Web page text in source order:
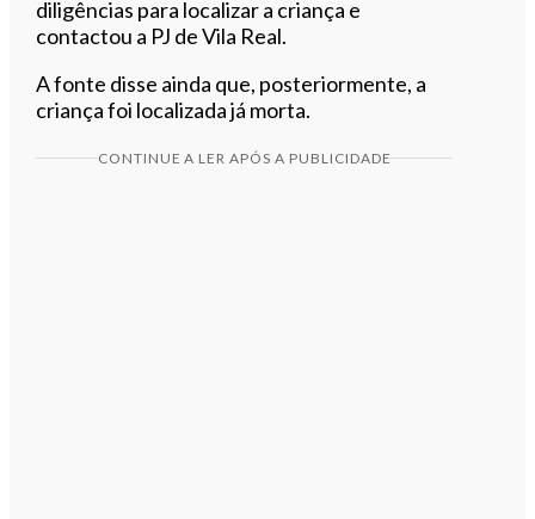
diligências para localizar a criança e
contactou a PJ de Vila Real.
A fonte disse ainda que, posteriormente, a
criança foi localizada já morta.
CONTINUE A LER APÓS A PUBLICIDADE